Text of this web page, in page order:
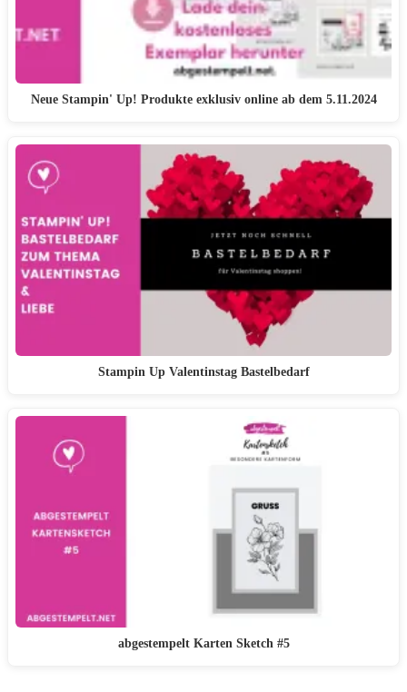
Neue Stampin' Up! Produkte exklusiv online ab dem 5.11.2024
Stampin Up Valentinstag Bastelbedarf
abgestempelt Karten Sketch #5